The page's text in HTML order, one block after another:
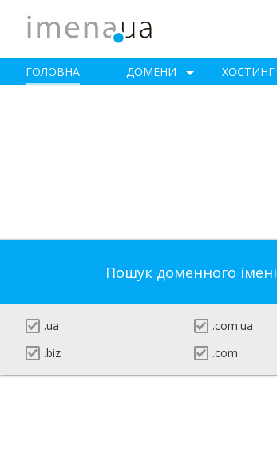
ГОЛОВНА ДОМЕНИ ХОСТИНГ
Пошук доменного імені
.ua .com.ua
.biz
.com